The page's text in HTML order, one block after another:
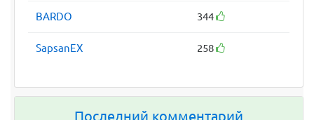
BARDO 344
SapsanEX 258
Последний комментарий